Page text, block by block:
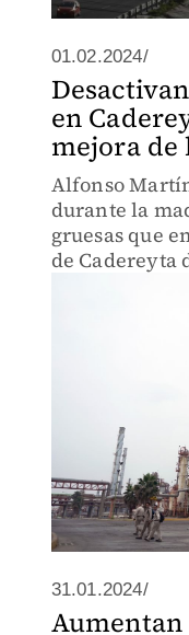
01.02.2024/
en
mejora
Alfonso
durante la
gruesas que
de Cadereyta
31.01.2024/